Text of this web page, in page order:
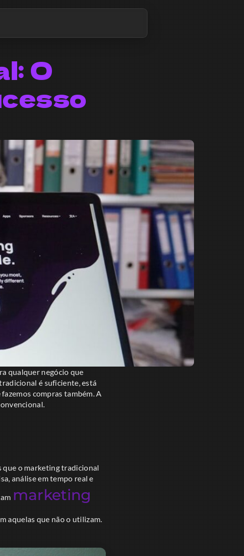
O
qualquer negócio que
é suficiente, está
compras também. A
que o marketing tradicional
análise em tempo real e
marketing
aquelas que não o utilizam.